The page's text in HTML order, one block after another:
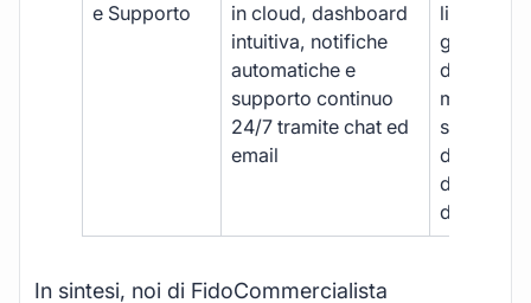
e Supporto
in cloud, dashboard
intuitiva, notifiche
automatiche e
supporto continuo
24/7 tramite chat ed
email
limitato,
gestione
manuale,
supporto
durante
d’ufficio.
In sintesi, noi di FidoCommercialista